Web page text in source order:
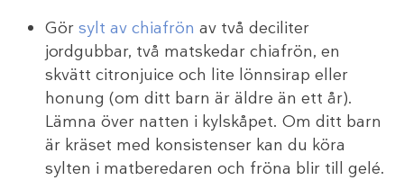
Gör sylt av chiafrön av två deciliter
jordgubbar, två matskedar chiafrön, en
skvätt citronjuice och lite lönnsirap eller
honung (om ditt barn är äldre än ett år).
Lämna över natten i kylskåpet. Om ditt barn
är kräset med konsistenser kan du köra
sylten i matberedaren och fröna blir till gelé.